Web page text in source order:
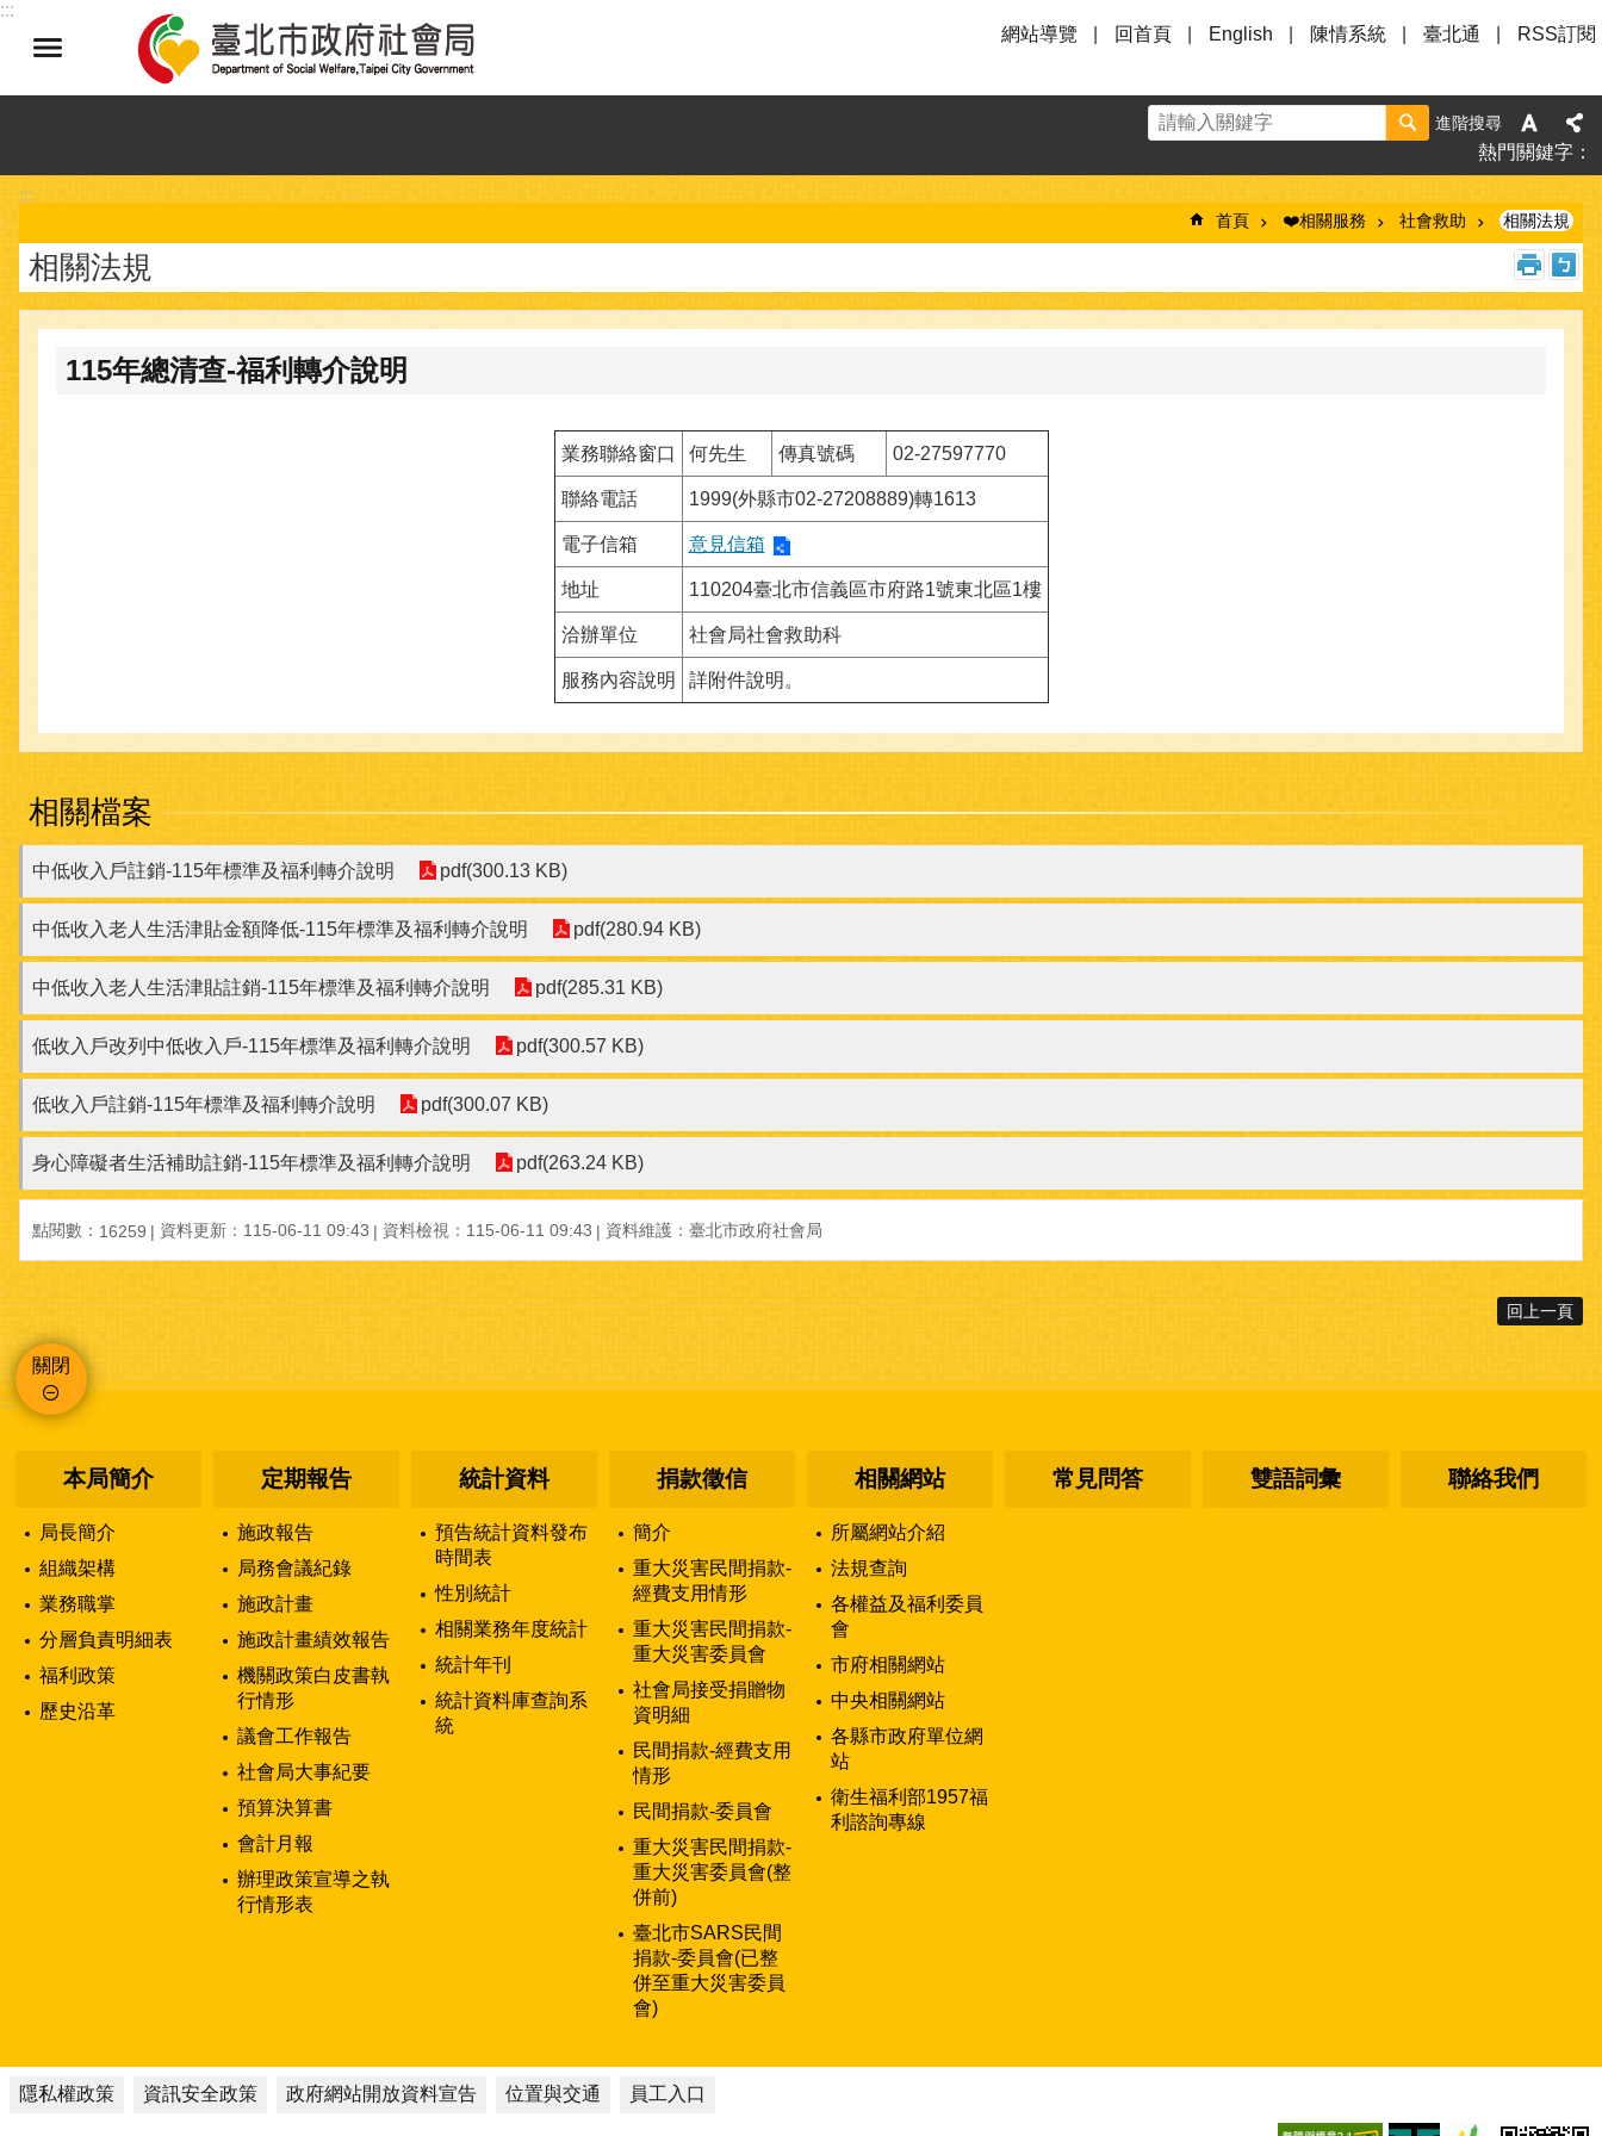
跳到主要內容區塊
:::
網站導覽
回首頁 English 陳情系統 臺北通 RSS訂閱
進階搜尋
熱門關鍵字
:::
首頁 ❤️相關服務 社會救助 相關法規
相關法規
115年總清查-福利轉介說明
業務聯絡窗口 何先生 傳真號碼 02-27597770
聯絡電話 1999(外縣市02-27208889)轉1613
電子信箱 意見信箱
地址 110204臺北市信義區市府路1號東北區1樓
洽辦單位 社會局社會救助科
服務內容說明 詳附件說明。
相關檔案
中低收入戶註銷-115年標準及福利轉介說明 pdf(300.13 KB)
中低收入老人生活津貼金額降低-115年標準及福利轉介說明 pdf(280.94 KB)
中低收入老人生活津貼註銷-115年標準及福利轉介說明 pdf(285.31 KB)
低收入戶改列中低收入戶-115年標準及福利轉介說明 pdf(300.57 KB)
低收入戶註銷-115年標準及福利轉介說明 pdf(300.07 KB)
身心障礙者生活補助註銷-115年標準及福利轉介說明 pdf(263.24 KB)
點閱數： 16259 資料更新：115-06-11 09:43 資料檢視：115-06-11 09:43 資料維護：臺北市政府社會局
回上一頁
關閉
:::
本局簡介
局長簡介
組織架構
業務職掌
分層負責明細表
福利政策
歷史沿革
定期報告
施政報告
局務會議紀錄
施政計畫
施政計畫績效報告
機關政策白皮書執
行情形
議會工作報告
社會局大事紀要
預算決算書
會計月報
辦理政策宣導之執
行情形表
統計資料
預告統計資料發布
時間表
性別統計
相關業務年度統計
統計年刊
統計資料庫查詢系
統
捐款徵信
簡介
重大災害民間捐款-
經費支用情形
重大災害民間捐款-
重大災害委員會
社會局接受捐贈物
資明細
民間捐款-經費支用
情形
民間捐款-委員會
重大災害民間捐款-
重大災害委員會(整
併前)
臺北市SARS民間
捐款-委員會(已整
併至重大災害委員
會)
相關網站
所屬網站介紹
法規查詢
各權益及福利委員
會
市府相關網站
中央相關網站
各縣市政府單位網
站
衛生福利部1957福
利諮詢專線
常見問答 雙語詞彙 聯絡我們
隱私權政策 資訊安全政策 政府網站開放資料宣告 位置與交通 員工入口